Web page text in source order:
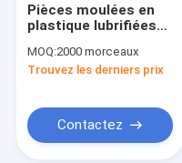
Pièces moulées en
plastique lubrifiées
Belt Pulley
MOQ:2000 morceaux
Trouvez les derniers prix
Contactez